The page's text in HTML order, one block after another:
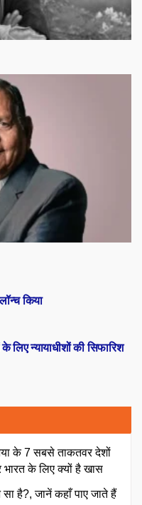
न्यायाधीशों की सिफारिश
किया
के 7 सबसे ताकतवर देशों
के लिए क्यों है खास
है?, जानें कहाँ पाए जाते हैं